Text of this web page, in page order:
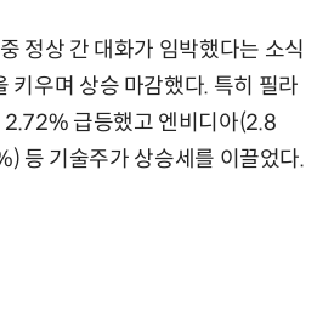
정상 간 대화가 임박했다는 소식
키우며 상승 마감했다. 특히 필라
2.72% 급등했고 엔비디아(2.8
등 기술주가 상승세를 이끌었다.